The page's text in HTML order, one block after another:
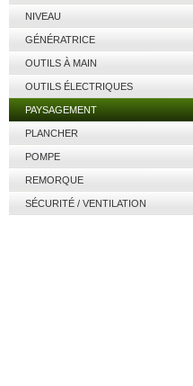
NIVEAU
GÉNÉRATRICE
OUTILS À MAIN
OUTILS ÉLECTRIQUES
PAYSAGEMENT
PLANCHER
POMPE
REMORQUE
SÉCURITÉ / VENTILATION